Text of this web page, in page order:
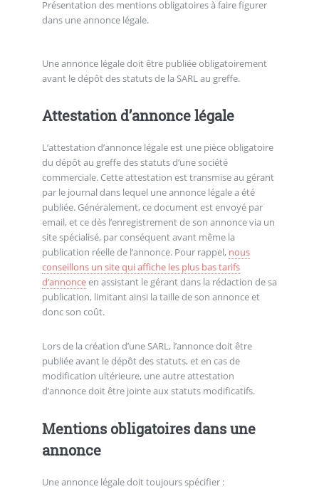
Présentation des mentions obligatoires à faire figurer
dans une annonce légale.
Une annonce légale doit être publiée obligatoirement
avant le dépôt des statuts de la SARL au greffe.
Attestation d’annonce légale
L’attestation d’annonce légale est une pièce obligatoire
du dépôt au greffe des statuts d’une société
commerciale. Cette attestation est transmise au gérant
par le journal dans lequel une annonce légale a été
publiée. Généralement, ce document est envoyé par
email, et ce dès l’enregistrement de son annonce via un
site spécialisé, par conséquent avant même la
publication réelle de l’annonce. Pour rappel, nous
conseillons un site qui affiche les plus bas tarifs
d’annonceen assistant le gérant dans la rédaction de sa
publication, limitant ainsi la taille de son annonce et
donc son coût.
Lors de la création d’une SARL, l’annonce doit être
publiée avant le dépôt des statuts, et en cas de
modification ultérieure, une autre attestation
d’annonce doit être jointe aux statuts modificatifs.
Mentions obligatoires dans une
annonce
Une annonce légale doit toujours spécifier :